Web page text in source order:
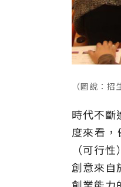
（圖說：招
時代不斷
度來看
（可行
創意來自